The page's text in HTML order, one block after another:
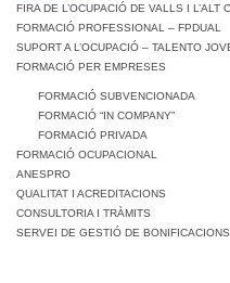
FIRA DE L’OCUPACIÓ DE VALLS I L’ALT
FORMACIÓ PROFESSIONAL – FPDUAL
SUPORT A L’OCUPACIÓ – TALENTO
FORMACIÓ PER EMPRESES
FORMACIÓ SUBVENCIONADA
FORMACIÓ “IN COMPANY”
FORMACIÓ PRIVADA
FORMACIÓ OCUPACIONAL
ANESPRO
QUALITAT I ACREDITACIONS
CONSULTORIA I TRÀMITS
SERVEI DE GESTIÓ DE